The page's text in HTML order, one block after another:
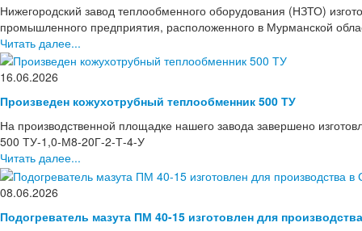
Нижегородский завод теплообменного оборудования (НЗТО)
промышленного предприятия, расположенного в Мурманской
Читать далее...
16.06.2026
Произведен кожухотрубный теплообменник 500 ТУ
На производственной площадке нашего завода завершено
500 ТУ-1,0-М8-20Г-2-Т-4-У
Читать далее...
08.06.2026
Подогреватель мазута ПМ 40-15 изготовлен для